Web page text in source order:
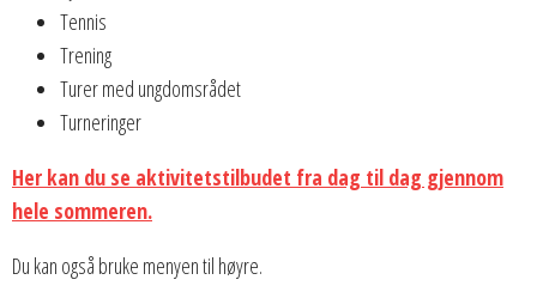
Tennis
Trening
Turer med ungdomsrådet
Turneringer
Her kan du se aktivitetstilbudet fra dag til dag gjennom
hele sommeren.
Du kan også bruke menyen til høyre.